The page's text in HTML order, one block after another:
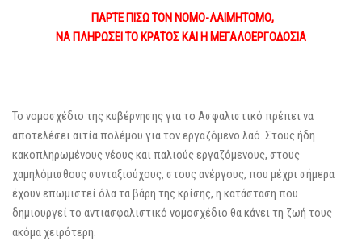
ΠΑΡΤΕ ΠΙΣΩ ΤΟΝ ΝΟΜΟ-ΛΑΙΜΗΤΟΜΟ,
ΝΑ ΠΛΗΡΩΣΕΙ ΤΟ ΚΡΑΤΟΣ ΚΑΙ Η ΜΕΓΑΛΟΕΡΓΟΔΟΣΙΑ
Το νομοσχέδιο της κυβέρνησης για το Ασφαλιστικό πρέπει να
αποτελέσει αιτία πολέμου για τον εργαζόμενο λαό. Στους ήδη
κακοπληρωμένους νέους και παλιούς εργαζόμενους, στους
χαμηλόμισθους συνταξιούχους, στους ανέργους, που μέχρι σήμερα
έχουν επωμιστεί όλα τα βάρη της κρίσης, η κατάσταση που
δημιουργεί το αντιασφαλιστικό νομοσχέδιο θα κάνει τη ζωή τους
ακόμα χειρότερη.